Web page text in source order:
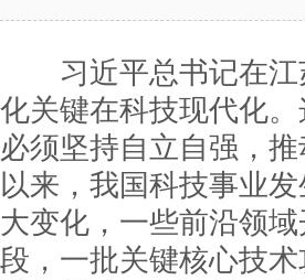
习近平总书记在江
化关键在科技现代化
必须坚持自立自强，
以来，我国科技事业
大变化，一些前沿领
段，一批关键核心技